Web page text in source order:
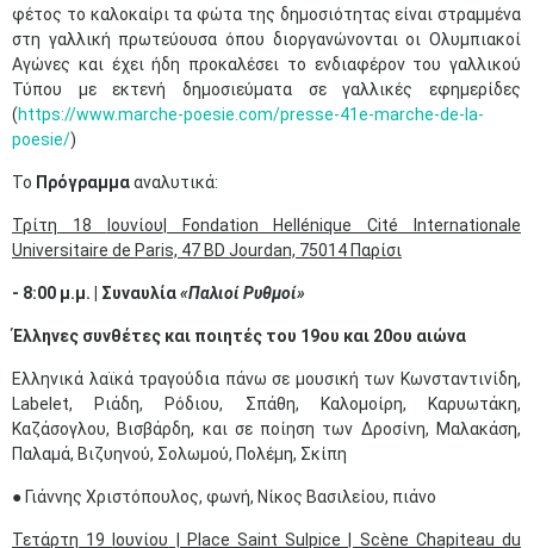
φέτος το καλοκαίρι τα φώτα της δημοσιότητας είναι στραμμένα
στη γαλλική πρωτεύουσα όπου διοργανώνονται οι Ολυμπιακοί
Αγώνες και έχει ήδη προκαλέσει το ενδιαφέρον του γαλλικού
Τύπου με εκτενή δημοσιεύματα σε γαλλικές εφημερίδες
(https://www.marche-poesie.com/presse-41e-marche-de-la-
poesie/)
Το Πρόγραμμααναλυτικά:
Τρίτη 18 Ιουνίου | Fondation Hellénique Cité Internationale
Universitaire de Paris, 47 BD Jourdan, 75014 Παρίσι
- 8:00 μ.μ. | Συναυλία«Παλιοί Ρυθμοί»
Έλληνες συνθέτες και ποιητές του 19ου και 20ου αιώνα
Ελληνικά λαϊκά τραγούδια πάνω σε μουσική των Κωνσταντινίδη,
Labelet, Ριάδη, Ρόδιου, Σπάθη, Καλομοίρη, Καρυωτάκη,
Καζάσογλου, Βισβάρδη, και σε ποίηση των Δροσίνη, Μαλακάση,
Παλαμά, Βιζυηνού, Σολωμού, Πολέμη, Σκίπη
● Γιάννης Χριστόπουλος, φωνή, Νίκος Βασιλείου, πιάνο
Τετάρτη 19 Ιουνίου | Place Saint Sulpice | Scène Chapiteau du